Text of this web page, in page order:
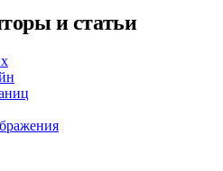
и статьи